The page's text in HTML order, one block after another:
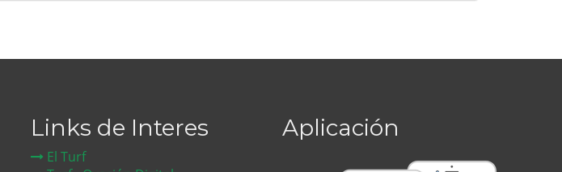
Links de Interes
El Turf
Aplicación